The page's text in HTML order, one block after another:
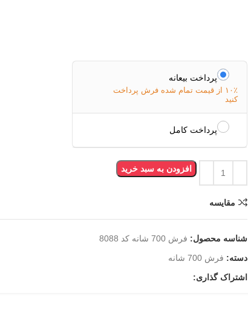
پرداخت بیعانه
۱۰٪ از قیمت تمام شده فرش پرداخت
کنید
پرداخت کامل
افزودن به سبد خرید
مقایسه
شناسه محصول: فرش 700 شانه کد 8088
دسته: فرش 700 شانه
اشتراک گذاری: